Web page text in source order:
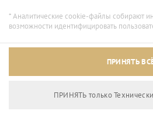
Архивный
* Аналитические cookie-файлы собирают
возможности идентифицировать
ПРИНЯТЬ
ПРИНЯТЬ только